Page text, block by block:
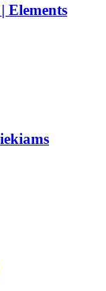
Elements